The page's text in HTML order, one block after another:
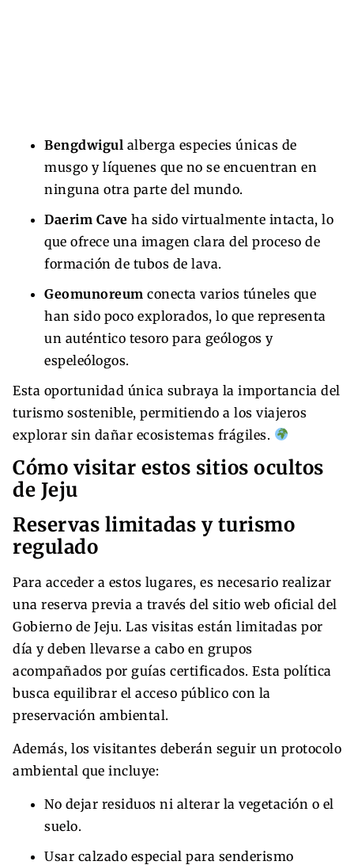
Bengdwigul alberga especies únicas de
musgo y líquenes que no se encuentran en
ninguna otra parte del mundo.
Daerim Cave ha sido virtualmente intacta, lo
que ofrece una imagen clara del proceso de
formación de tubos de lava.
Geomunoreum conecta varios túneles que
han sido poco explorados, lo que representa
un auténtico tesoro para geólogos y
espeleólogos.
Esta oportunidad única subraya la importancia del
turismo sostenible, permitiendo a los viajeros
explorar sin dañar ecosistemas frágiles.
Cómo visitar estos sitios ocultos
de Jeju
Reservas limitadas y turismo
regulado
Para acceder a estos lugares, es necesario realizar
una reserva previa a través del sitio web oficial del
Gobierno de Jeju. Las visitas están limitadas por
día y deben llevarse a cabo en grupos
acompañados por guías certificados. Esta política
busca equilibrar el acceso público con la
preservación ambiental.
Además, los visitantes deberán seguir un protocolo
ambiental que incluye:
No dejar residuos ni alterar la vegetación o el
suelo.
Usar calzado especial para senderismo